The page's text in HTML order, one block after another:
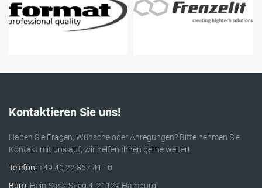
Kontaktieren Sie uns!
Haben Sie Fragen, Wünsche oder Anregungen? Bitte nehmen Sie
Kontakt mit uns auf, wir helfen Ihnen gerne weiter!
Telefon: +49 40 22 867 41 - 0
Büro: Hein-Sass-Stieg 4, 21129 Hamburg